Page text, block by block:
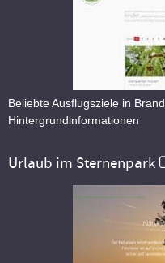
Beliebte Ausflugsziele in
Hintergrundinformationen
Urlaub im Sternenpark